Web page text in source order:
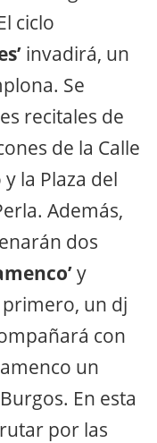
ciclo
invadirá, un
Se
recitales de
de la Calle
la Plaza del
Además,
dos
y
primero, un dj
con
un
En esta
por las